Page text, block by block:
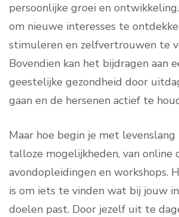
persoonlijke groei en
om nieuwe interesses te
stimuleren en zelfvertrouwen te
Bovendien kan het bijdragen aan
geestelijke gezondheid door
gaan en de hersenen actief te
Maar hoe begin je met levenslang
talloze mogelijkheden, van online
avondopleidingen en workshops.
is om iets te vinden wat bij jouw
doelen past. Door jezelf uit te